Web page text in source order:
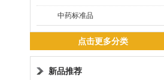
中药标准品
点击更多分类
新品推荐